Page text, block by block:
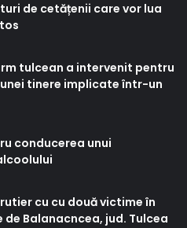
de cetățenii care vor lua
tulcean a intervenit pentru
tinere implicate într-un
conducerea unui
cu cu două victime în
de Balanacncea, jud. Tulcea